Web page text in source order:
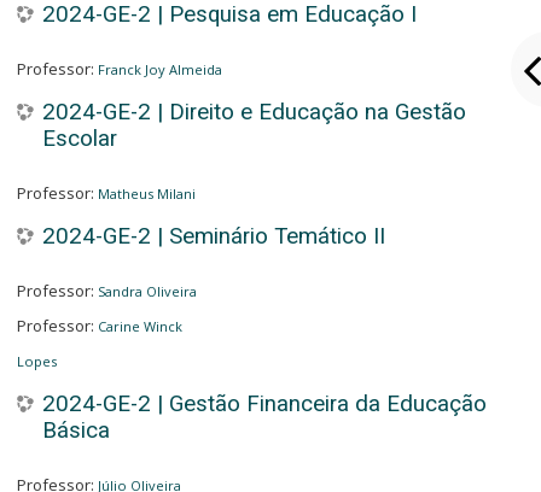
2024-GE-2 | Pesquisa em Educação I
Professor: Franck Joy Almeida
2024-GE-2 | Direito e Educação na Gestão
Escolar
Professor: Matheus Milani
2024-GE-2 | Seminário Temático II
Professor: Sandra Oliveira
Professor: Carine Winck
Lopes
2024-GE-2 | Gestão Financeira da Educação
Básica
Professor: Júlio Oliveira